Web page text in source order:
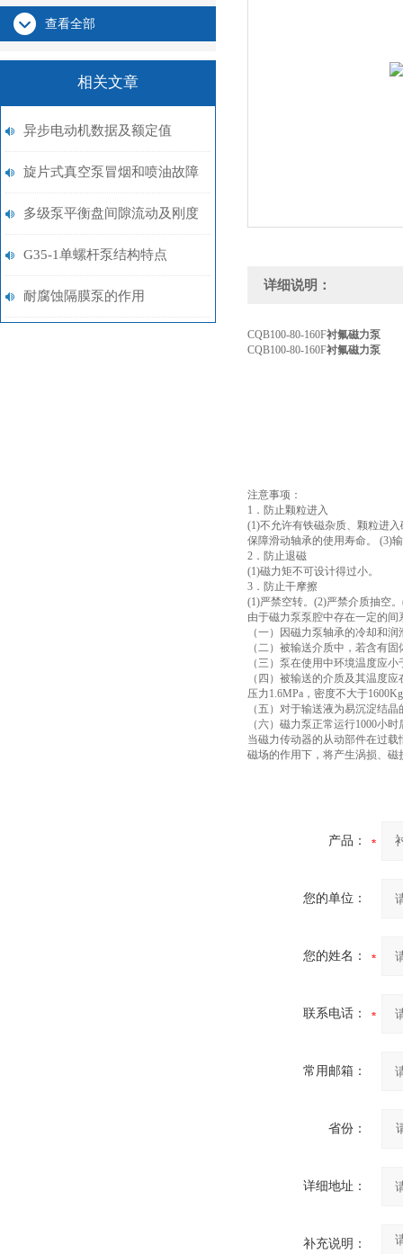
查看全部
相关文章
异步电动机数据及额定值
旋片式真空泵冒烟和喷油故障
处理方法
多级泵平衡盘间隙流动及刚度
分析
G35-1单螺杆泵结构特点
耐腐蚀隔膜泵的作用
详细说明：
CQB100-80-160F衬氟磁力泵
CQB100-80-160F衬氟磁力泵
注意事项：
1．防止颗粒进入
(1)不允许有铁磁杂质、颗粒进
保障滑动轴承的使用寿命。 (3)
2．防止退磁
(1)磁力矩不可设计得过小。
3．防止干摩擦
(1)严禁空转。(2)严禁介质抽空
由于磁力泵泵腔中存在一定的
（一）因磁力泵轴承的冷却和
（二）被输送介质中，若含有
（三）泵在使用中环境温度应
（四）被输送的介质及其温度
压力1.6MPa，密度不大于
（五）对于输送液为易沉淀结
（六）磁力泵正常运行1000小
当磁力传动器的从动部件在过
磁场的作用下，将产生涡损、
产品：
您的单位：
您的姓名：
联系电话：
常用邮箱：
省份：
详细地址：
补充说明：